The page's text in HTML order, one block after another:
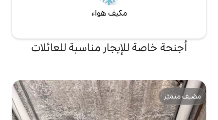
مناسبة للعائلات